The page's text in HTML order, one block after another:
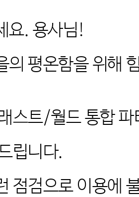
요. 용사님!
의 평온함을 위해
스트/월드 통합
립니다.
점검으로 이용에